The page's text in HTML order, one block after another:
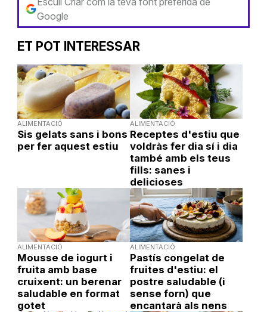
Google
ET POT INTERESSAR
ALIMENTACIÓ
Sis gelats sans i bons
per fer aquest estiu
ALIMENTACIÓ
Receptes d'estiu que
voldràs fer dia sí i dia
també amb els teus
fills: sanes i
delicioses
ALIMENTACIÓ
Mousse de iogurt i
fruita amb base
cruixent: un berenar
saludable en format
gotet
ALIMENTACIÓ
Pastís congelat de
fruites d'estiu: el
postre saludable (i
sense forn) que
encantarà als nens